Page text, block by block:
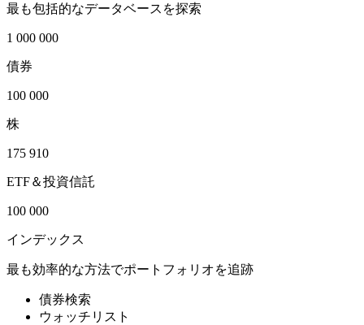
最も包括的なデータベースを探索
1 000 000
債券
100 000
株
175 910
ETF＆投資信託
100 000
インデックス
最も効率的な方法でポートフォリオを追跡
債券検索
ウォッチリスト